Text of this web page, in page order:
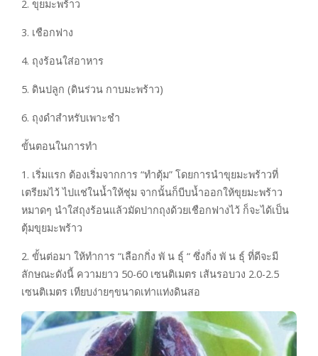
2. ขุยมะพร้าว
3. เชือกฟาง
4. ถุงร้อนใส่อาหาร
5. ดินปลูก (ดินร่วน กาบมะพร้าว)
6. ถุงดำสำหรับเพาะชำ
ขั้นตอนในการทำ
1. เริ่มแรก ต้องเริ่มจากการ “ทำตุ้ม” โดยการนำขุยมะพร้าวที่
เตรียมไว้ ไปแช่ในน้ำให้ชุ่ม จากนั้นก็บีบน้ำออกให้ขุยมะพร้าว
หมาดๆ นำใส่ถุงร้อนแล้วมัดปากถุงด้วยเชือกฟางไว้ ก็จะได้เป็น
ตุ้มขุยมะพร้าว
2. ขั้นต่อมา ให้ทำการ “เลือกกิ่ง พั น ธุ์ “ ซึ่งกิ่ง พั น ธุ์ ที่ดีจะมี
ลักษณะดังนี้ ความยาว 50-60 เซนติเมตร เส้นรอบวง 2.0-2.5
เซนติเมตร เทียบง่ายๆขนาดเท่าแท่งดินสอ